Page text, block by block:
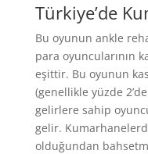
Türkiye’de
Bu oyunun ankle
para oyuncularının
eşittir. Bu oyunun
(genellikle yüzde
gelirlere sahip
gelir.
olduğundan